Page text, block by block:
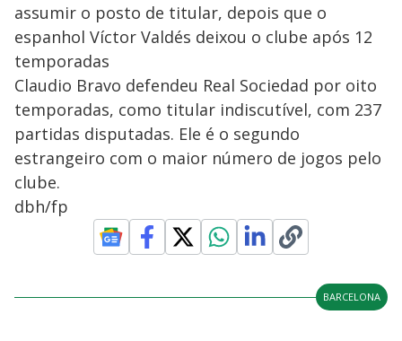
assumir o posto de titular, depois que o
espanhol Víctor Valdés deixou o clube após 12
temporadas
Claudio Bravo defendeu Real Sociedad por oito
temporadas, como titular indiscutível, com 237
partidas disputadas. Ele é o segundo
estrangeiro com o maior número de jogos pelo
clube.
dbh/fp
BARCELONA